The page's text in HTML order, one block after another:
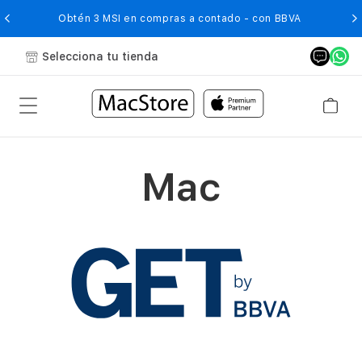
Obtén 3 MSI en compras a contado - con BBVA
Selecciona tu tienda
Mac